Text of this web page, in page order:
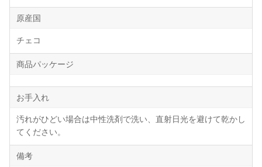
原産国
チェコ
商品パッケージ
お手入れ
汚れがひどい場合は中性洗剤で洗い、直射日光を避けて乾かし
てください。
備考